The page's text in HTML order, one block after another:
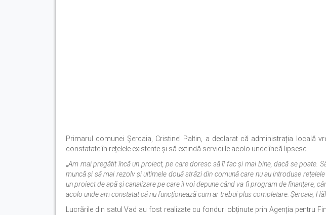
Primarul comunei Șercaia, Cristinel Paltin, a declarat că administrația locală
constatate în rețelele existente și să extindă serviciile acolo unde încă lipsesc.
„Am mai pregătit încă un proiect, pe care doresc să îl fac și mai bine, dacă se poate.
muncă și să mai rezolv și ultimele două străzi din comună care nu au introduse
un proiect de apă și canalizare pe care îl voi depune când va fi program de finanțare,
acolo unde am constatat că nu funcționează cum ar trebui plus completare. Șercaia,
Lucrările din satul Vad au fost realizate cu fonduri obținute prin Agenția pentru